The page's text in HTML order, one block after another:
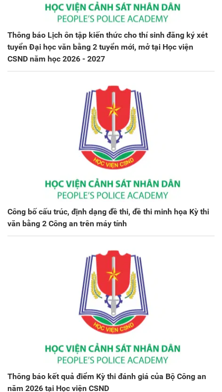
Thông báo Lịch ôn tập kiến thức cho thí sinh đăng ký xét
tuyển Đại học văn bằng 2 tuyển mới, mở tại Học viện
CSND năm học 2026 - 2027
Công bố cấu trúc, định dạng đề thi, đề thi minh họa Kỳ thi
văn bằng 2 Công an trên máy tính
Thông báo kết quả điểm Kỳ thi đánh giá của Bộ Công an
năm 2026 tại Học viện CSND